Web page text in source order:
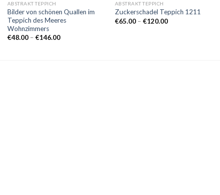
ABSTRAKT TEPPICH
Bilder von schönen Quallen im
Teppich des Meeres
Wohnzimmers
€48.00 – €146.00Preisspanne:
ABSTRAKT TEPPICH
Zuckerschadel Teppich 1211
€65.00 – €120.00Preisspanne: